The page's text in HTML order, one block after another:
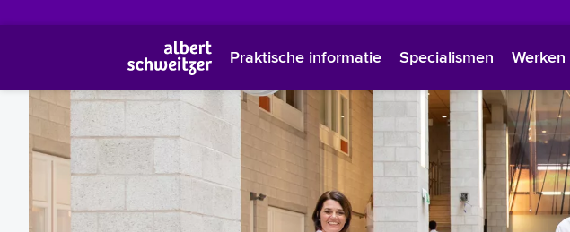
Praktische informatie Specialismen